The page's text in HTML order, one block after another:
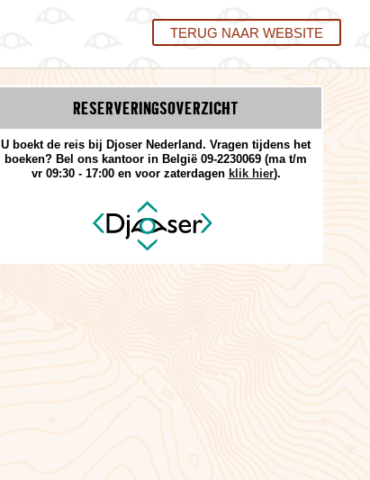
TERUG NAAR WEBSITE
RESERVERINGS­OVERZICHT
U boekt de reis bij Djoser Nederland. Vragen tijdens het
boeken? Bel ons kantoor in België 09-2230069 (ma t/m
vr 09:30 - 17:00 en voor zaterdagen klik hier).